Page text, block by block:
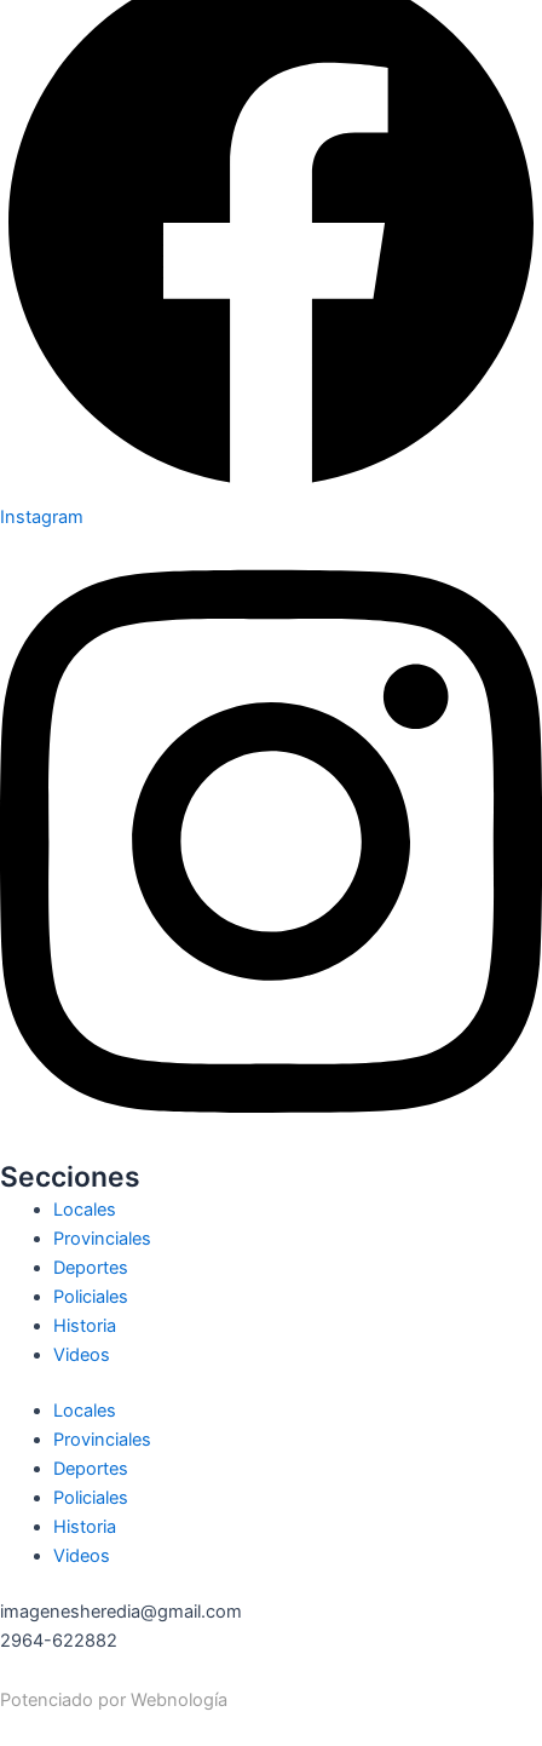
Instagram
Secciones
Locales
Provinciales
Deportes
Policiales
Historia
Videos
Locales
Provinciales
Deportes
Policiales
Historia
Videos
imagenesheredia@gmail.com
2964-622882
Potenciado por Webnología